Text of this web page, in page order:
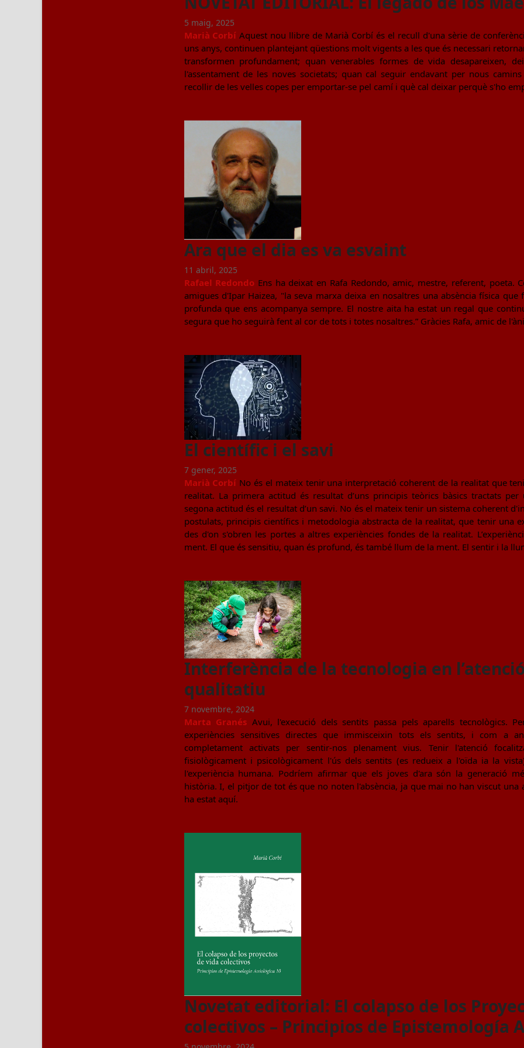
5 maig, 2025
Marià Corbí Aquest nou llibre de Marià Corbí és el recull d'una sèrie de
uns anys, continuen plantejant qüestions molt vigents a les que és necessari
transformen profundament; quan venerables formes de vida desapareixen,
l'assentament de les noves societats; quan cal seguir endavant per nous
recollir de les velles copes per emportar-se pel camí i què cal deixar perquè s'ho
Ara que el dia es va esvaint
11 abril, 2025
Rafael Redondo Ens ha deixat en Rafa Redondo, amic, mestre, referent, poeta.
amigues d'Ipar Haizea, "la seva marxa deixa en nosaltres una absència física
profunda que ens acompanya sempre. El nostre aita ha estat un regal que
segura que ho seguirà fent al cor de tots i totes nosaltres.” Gràcies Rafa, amic de
El científic i el savi
7 gener, 2025
Marià Corbí No és el mateix tenir una interpretació coherent de la realitat que
realitat. La primera actitud és resultat d’uns principis teòrics bàsics tractats
segona actitud és el resultat d’un savi. No és el mateix tenir un sistema coherent
postulats, principis científics i metodologia abstracta de la realitat, que tenir una
des d'on s'obren les portes a altres experiències fondes de la realitat.
ment. El que és sensitiu, quan és profund, és també llum de la ment. El sentir i la
Interferència de la tecnologia en
qualitatiu
7 novembre, 2024
Marta Granés Avui, l'execució dels sentits passa pels aparells tecnològics.
experiències sensitives directes que immisceixin tots els sentits, i com a
completament activats per sentir-nos plenament vius. Tenir l'atenció
fisiològicament i psicològicament l'ús dels sentits (es redueix a l'oïda ia la
l'experiència humana. Podríem afirmar que els joves d'ara són la generació
història. I, el pitjor de tot és que no noten l'absència, ja que mai no han viscut una
ha estat aquí.
Novetat editorial: El colapso de los
colectivos – Principios de Epistemología